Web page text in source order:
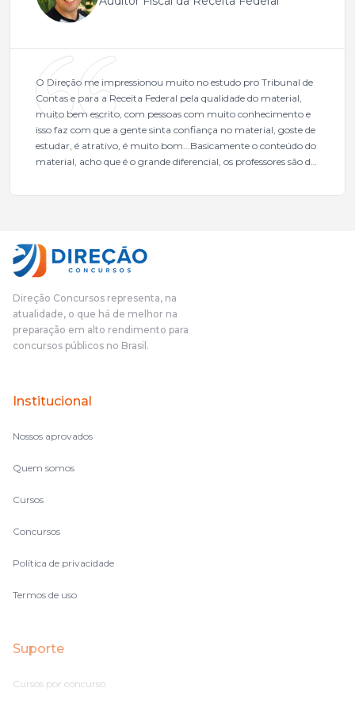
O Direção me impressionou muito no estudo pro Tribunal de
Contas e para a Receita Federal pela qualidade do material,
muito bem escrito, com pessoas com muito conhecimento e
isso faz com que a gente sinta confiança no material, goste de
estudar, é atrativo, é muito bom...Basicamente o conteúdo do
material, acho que é o grande diferencial, os professores são de
mais excelentes cargos da administração pública.Eu sempre
fundamental na minha derrota no ano passado para que eu
pudesse enxergar o que eu errei e corrigir minha rota.E além
das aulas vocês(Direção Concursos), que fizeram um
o aluno, além de ter que estudar, ele tem que perder tempo
fazendo um cronograma, num pós- edital é muito
complicado, é uma avalanche de informação, então vocês
terem feito isso é muito bacana, porque quando eu me sentia
no volume de matérias.
Direção Concursos representa, na
atualidade, o que há de melhor na
preparação em alto rendimento para
concursos públicos no Brasil.
Institucional
Nossos aprovados
Quem somos
Cursos
Concursos
Política de privacidade
Termos de uso
Suporte
Cursos por concurso